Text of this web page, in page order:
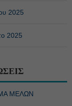
2025
2025
ΜΕΛΩΝ